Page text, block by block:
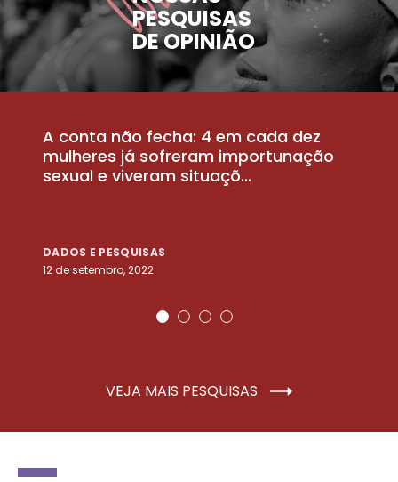
PESQUISAS
DE OPINIÃO
A conta não fecha: 4 em cada dez
mulheres já sofreram importunação
sexual e viveram situaçõ...
DADOS E PESQUISAS
12 de setembro, 2022
VEJA MAIS PESQUISAS